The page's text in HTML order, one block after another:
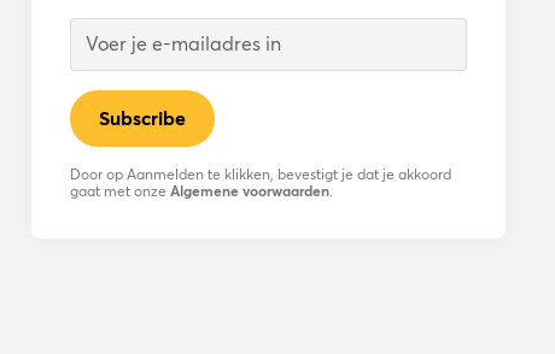
Door op Aanmelden te klikken, bevestigt je dat je akkoord
gaat met onzeAlgemene voorwaarden